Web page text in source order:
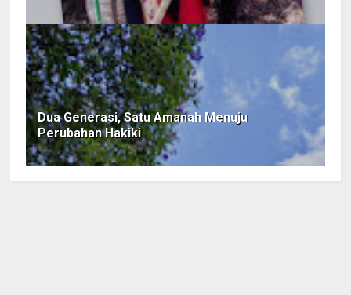
Dua Generasi, Satu Amanah Menuju
Perubahan Hakiki